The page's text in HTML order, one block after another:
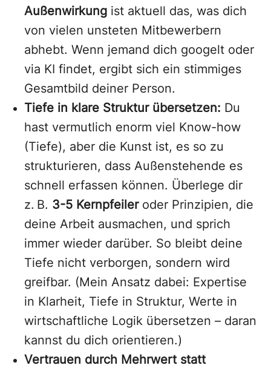
Außenwirkung ist aktuell das, was dich
von vielen unsteten Mitbewerbern
abhebt. Wenn jemand dich googelt oder
via KI findet, ergibt sich ein stimmiges
Gesamtbild deiner Person.
Tiefe in klare Struktur übersetzen: Du
hast vermutlich enorm viel Know-how
(Tiefe), aber die Kunst ist, es so zu
strukturieren, dass Außenstehende es
schnell erfassen können. Überlege dir
z. B. 3-5 Kernpfeileroder Prinzipien, die
deine Arbeit ausmachen, und sprich
immer wieder darüber. So bleibt deine
Tiefe nicht verborgen, sondern wird
greifbar. (Mein Ansatz dabei: Expertise
in Klarheit, Tiefe in Struktur, Werte in
wirtschaftliche Logik übersetzen – daran
kannst du dich orientieren.)
Vertrauen durch Mehrwert statt